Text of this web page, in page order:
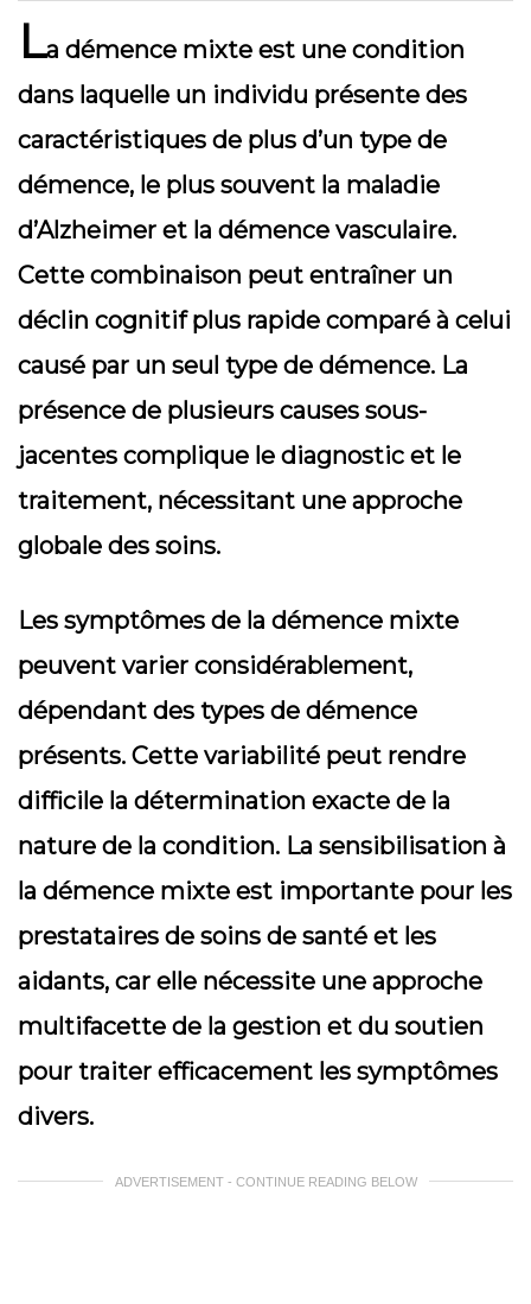
La démence mixte est une condition
dans laquelle un individu présente des
caractéristiques de plus d’un type de
démence, le plus souvent la maladie
d’Alzheimer et la démence vasculaire.
Cette combinaison peut entraîner un
déclin cognitif plus rapide comparé à celui
causé par un seul type de démence. La
présence de plusieurs causes sous-
jacentes complique le diagnostic et le
traitement, nécessitant une approche
globale des soins.
Les symptômes de la démence mixte
peuvent varier considérablement,
dépendant des types de démence
présents. Cette variabilité peut rendre
difficile la détermination exacte de la
nature de la condition. La sensibilisation à
la démence mixte est importante pour les
prestataires de soins de santé et les
aidants, car elle nécessite une approche
multifacette de la gestion et du soutien
pour traiter efficacement les symptômes
divers.
ADVERTISEMENT - CONTINUE READING BELOW